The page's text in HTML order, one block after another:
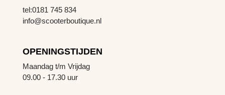
tel:0181 745 834
info@scooterboutique.nl
OPENINGSTIJDEN
Maandag t/m Vrijdag
09.00 - 17.30 uur